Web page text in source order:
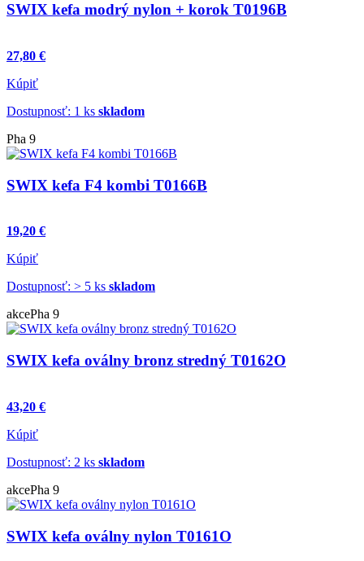
SWIX kefa modrý nylon + korok T0196B
27,80 €
Kúpiť
Dostupnosť: 1 ks skladom
Pha 9
SWIX kefa F4 kombi T0166B
19,20 €
Kúpiť
Dostupnosť: > 5 ks skladom
akcePha 9
SWIX kefa oválny bronz stredný T0162O
43,20 €
Kúpiť
Dostupnosť: 2 ks skladom
akcePha 9
SWIX kefa oválny nylon T0161O